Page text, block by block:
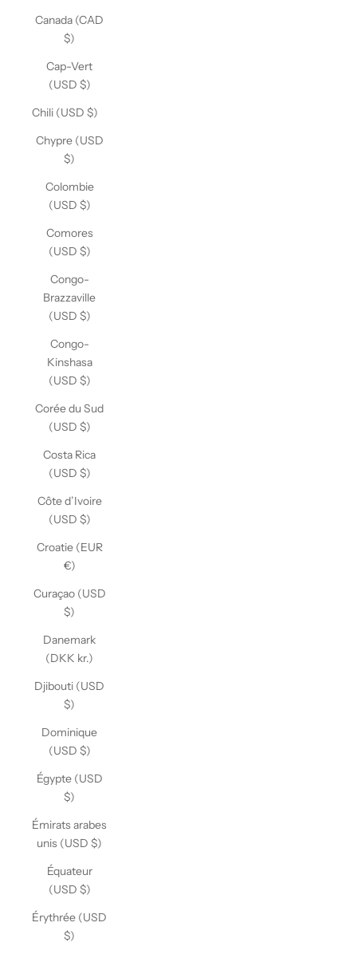
Canada (CAD
$)
Cap-Vert
(USD $)
Chili (USD $)
Chypre (USD
$)
Colombie
(USD $)
Comores
(USD $)
Congo-
Brazzaville
(USD $)
Congo-
Kinshasa
(USD $)
Corée du Sud
(USD $)
Costa Rica
(USD $)
Côte d’Ivoire
(USD $)
Croatie (EUR
€)
Curaçao (USD
$)
Danemark
(DKK kr.)
Djibouti (USD
$)
Dominique
(USD $)
Égypte (USD
$)
Émirats arabes
unis (USD $)
Équateur
(USD $)
Érythrée (USD
$)